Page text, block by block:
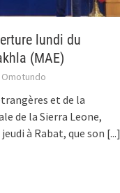
lundi du
(MAE)
et de la
de la Sierra Leone,
à Rabat, que son [...]